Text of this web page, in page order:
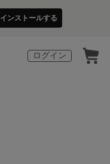
インストールする
ログイン